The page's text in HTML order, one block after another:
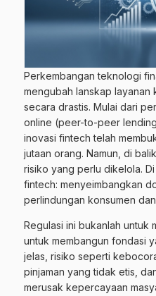
Perkembangan teknologi
mengubah lanskap layanan
secara drastis. Mulai dari
online (peer-to-peer
inovasi fintech telah
jutaan orang. Namun, di
risiko yang perlu dikelola.
fintech: menyeimbangkan
perlindungan konsumen
Regulasi ini bukanlah untuk
untuk membangun fondasi
jelas, risiko seperti
pinjaman yang tidak etis,
merusak kepercayaan